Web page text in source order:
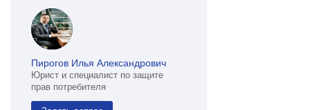
Пирогов Илья Александрович
Юрист и специалист по защите
прав потребителя